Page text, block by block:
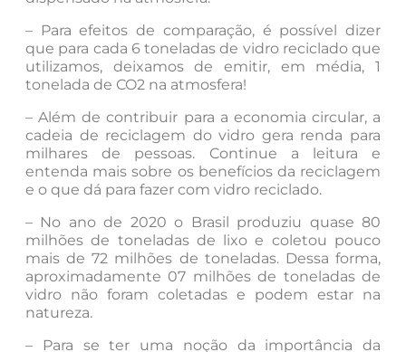
– Para efeitos de comparação, é possível dizer
que para cada 6 toneladas de vidro reciclado que
utilizamos, deixamos de emitir, em média, 1
tonelada de CO2 na atmosfera!
– Além de contribuir para a economia circular, a
cadeia de reciclagem do vidro gera renda para
milhares de pessoas. Continue a leitura e
entenda mais sobre os benefícios da reciclagem
e o que dá para fazer com vidro reciclado.
– No ano de 2020 o Brasil produziu quase 80
milhões de toneladas de lixo e coletou pouco
mais de 72 milhões de toneladas. Dessa forma,
aproximadamente 07 milhões de toneladas de
vidro não foram coletadas e podem estar na
natureza.
– Para se ter uma noção da importância da